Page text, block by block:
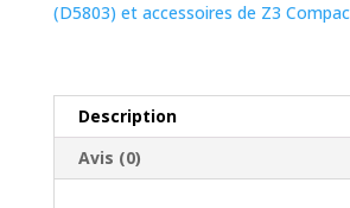
Charge
Compact
(D5803)
(D5803) et accessoires de Z3
Description
Avis (0)